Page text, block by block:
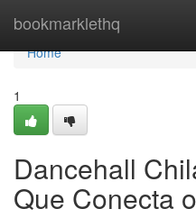
bookmarklethq
Home
Home
1
Dancehall
Que Conecta